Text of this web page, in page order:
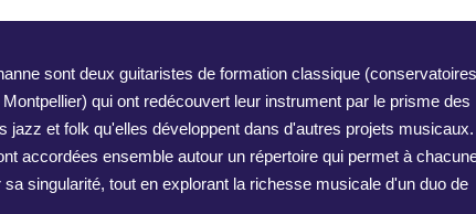
sont deux guitaristes de formation classique
Montpellier) qui ont redécouvert leur instrument par le prisme des
jazz et folk qu'elles développent dans d'autres projets musicaux.
accordées ensemble autour un répertoire qui permet à
sa singularité, tout en explorant la richesse musicale d'un duo de